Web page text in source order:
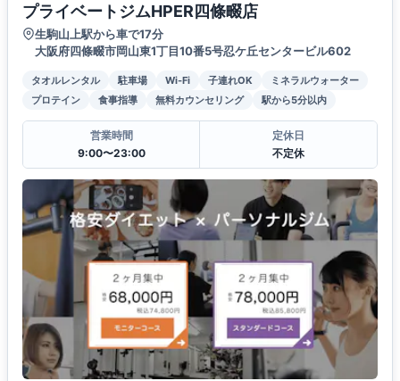
プライベートジムHPER四條畷店
生駒山上駅から車で17分
大阪府四條畷市岡山東1丁目10番5号忍ケ丘センタービル602
タオルレンタル 駐車場 Wi-Fi 子連れOK
ミネラルウォーター
プロテイン
食事指導 無料カウンセリング 駅から5分以内
営業時間
9:00〜23:00
定休日
不定休